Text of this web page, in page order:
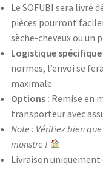
Le SOFUBI sera livré
pièces pourront
sèche-cheveux ou un
Logistique spécifique
normes, l’envoi se
maximale.
Options : Remise en
transporteur avec
Note : Vérifiez bien
monstre !
Livraison uniquement